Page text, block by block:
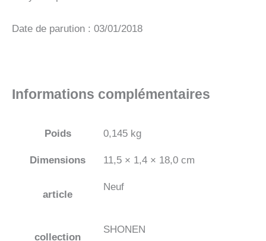
Date de parution : 03/01/2018
Informations complémentaires
Poids 0,145 kg
Dimensions 11,5 × 1,4 × 18,0 cm
article
Neuf
collection
SHONEN